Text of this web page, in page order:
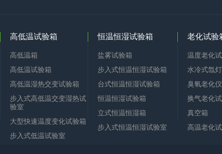
高低温试验箱
高低温箱
高低温试验箱
高低温湿热交变试验箱
步入式高低温交变湿热试
验室
大型快速温度变化试验箱
步入式低温试验室
恒温恒湿试验箱
盐雾试验箱
步入式恒温恒湿试验箱
台式恒温恒湿试验箱
恒温恒湿试验箱
立式恒温恒湿箱
步入式恒温恒湿试验室
老化试验
温度老化
水冷式氙
臭氧老化仪
换气老化
真空箱
高温老化